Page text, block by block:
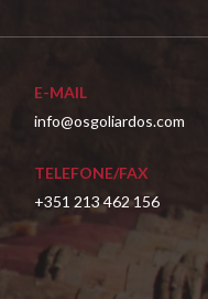
E-MAIL
info@osgoliardos.com
TELEFONE/FAX
+351 213 462 156